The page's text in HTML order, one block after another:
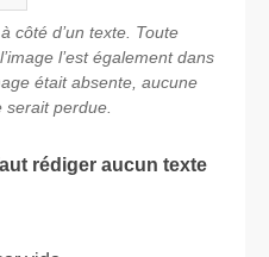
côté d’un texte. Toute
l’est également dans
était absente, aucune
serait perdue.
rédiger aucun texte